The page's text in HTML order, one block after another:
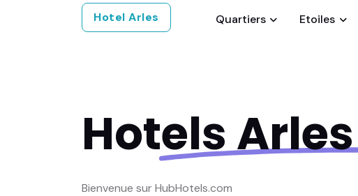
Hotel Arles Quartiers Etoiles
HotelsArles
Bienvenue sur HubHotels.com